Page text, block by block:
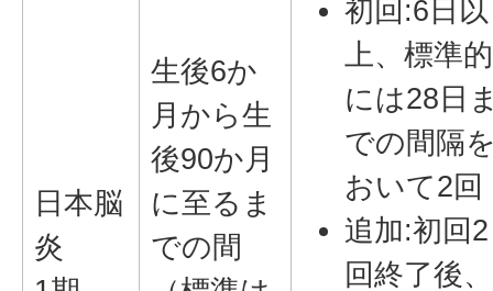
日本脳
炎
生後6か
月から生
後90か月
に至るま
での間
初回:6日以
上、標準的
には28日
での間隔
おいて2回
追加:初回2
回終了後